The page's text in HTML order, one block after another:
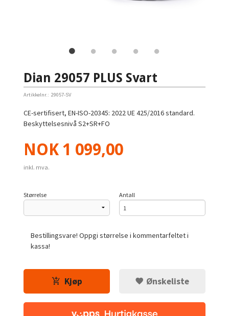
Dian 29057 PLUS Svart
Artikkelnr.: 29057-SV
CE-sertifisert, EN-ISO-20345: 2022 UE 425/2016 standard.
Beskyttelsesnivå S2+SR+FO
Pris
NOK 1 099,00
inkl. mva.
Størrelse Antall
Bestillingsvare! Oppgi størrelse i kommentarfeltet i
kassa!
Kjøp Ønskeliste